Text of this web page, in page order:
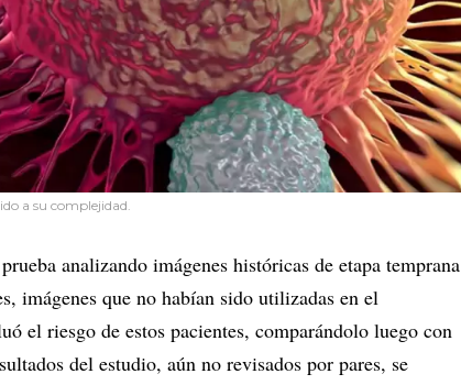
a su complejidad.
analizando imágenes históricas de etapa temprana
imágenes que no habían sido utilizadas en el
el riesgo de estos pacientes, comparándolo luego con
del estudio, aún no revisados por pares, se